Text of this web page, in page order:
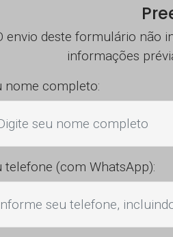
envio deste formulário não
informações
nome completo:
telefone (com WhatsApp):